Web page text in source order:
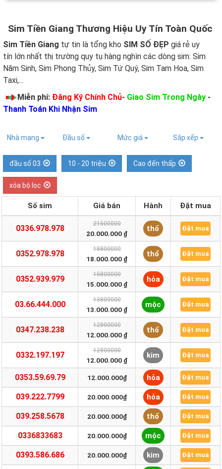
Sim Tiền Giang Thương Hiệu Uy Tín Toàn Quốc
Sim Tiền Giang tự tin là tổng kho SIM SỐ ĐẸP giá rẻ uy
tín lớn nhất thị trường quy tụ hàng nghìn các dòng sim: Sim
Năm Sinh, Sim Phong Thủy, Sim Tứ Quý, Sim Tam Hoa, Sim
Taxi,...
Miễn phí: Đăng Ký Chính Chủ- Giao Sim Trong Ngày -
Thanh Toán Khi Nhận Sim
Nhà mạng Đầu số Mức giá Sắp xếp
đầu số 03 10 - 20 triệu Cao đến thấp
xóa bộ lọc
Số sim Giá bán Hành Đặt mua
0336.978.978 21500000
20.000.000 ₫
thổ Đặt mua
0352.978.978 18800000
18.000.000 ₫
thổ Đặt mua
0352.939.979 15800000
15.000.000 ₫
hỏa Đặt mua
03.66.444.000 13800000
13.000.000 ₫
mộc Đặt mua
0347.238.238 12800000
12.000.000 ₫
thổ Đặt mua
0332.197.197 12800000
12.000.000 ₫
kim Đặt mua
0353.59.69.79 12.000.000₫ hỏa Đặt mua
039.222.7799 20.000.000₫ hỏa Đặt mua
039.258.5678 20.000.000₫ thổ Đặt mua
0336833683 20.000.000₫ mộc Đặt mua
0393.586.686 20.000.000₫ kim Đặt mua